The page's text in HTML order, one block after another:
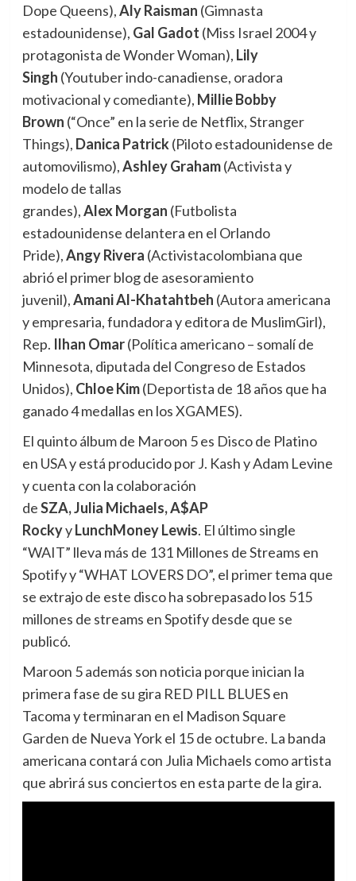
Dope Queens),Aly Raisman (Gimnasta
estadounidense), Gal Gadot (Miss Israel 2004 y
protagonista de Wonder Woman), Lily
Singh (Youtuber indo-canadiense, oradora
motivacional y comediante), Millie Bobby
Brown (“Once” en la serie de Netflix, Stranger
Things), Danica Patrick(Piloto estadounidense de
automovilismo),AshleyGraham(Activista y
modelo de tallas
grandes),Alex Morgan (Futbolista
estadounidense delantera en el Orlando
Pride),Angy Rivera (Activistacolombiana que
abrió el primer blog de asesoramiento
juvenil),Amani Al-Khatahtbeh (Autora americana
y empresaria, fundadora y editora de MuslimGirl),
Rep. Ilhan Omar(Política americano – somalí de
Minnesota, diputada del Congreso de Estados
Unidos), Chloe Kim(Deportista de 18 años que ha
ganado 4 medallas en los XGAMES).
El quinto álbum de Maroon 5 es Disco de Platino
en USA y está producido por J. Kash y Adam Levine
y cuenta con la colaboración
deSZA,Julia Michaels,A$AP
RockyyLunchMoney Lewis. El último single
“WAIT” lleva más de 131 Millones de Streams en
Spotify y “WHAT LOVERS DO”, el primer tema que
se extrajo de este disco ha sobrepasado los 515
millones de streams en Spotify desde que se
publicó.
Maroon 5 además son noticia porque inician la
primera fase de su gira RED PILL BLUES en
Tacoma y terminaran en el Madison Square
Garden de Nueva York el 15 de octubre. La banda
americana contará con Julia Michaels como artista
que abrirá sus conciertos en esta parte de la gira.